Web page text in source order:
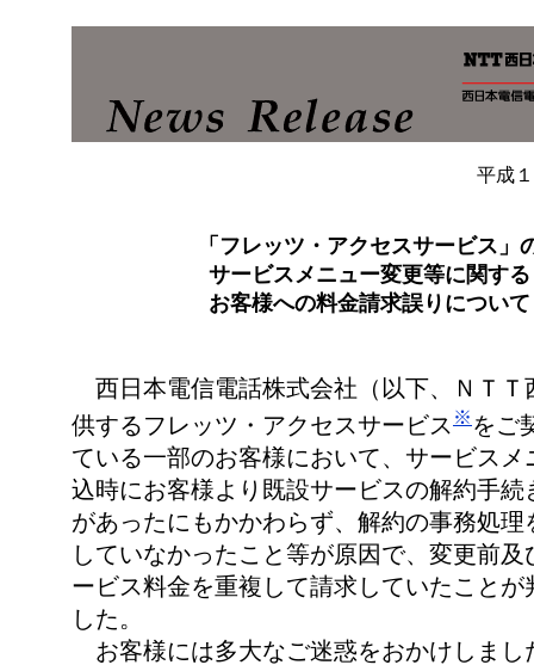
平成
「フレッツ・アクセスサービス」
サービスメニュー変更等に関する
お客様への料金請求誤りについて
西日本電信電話株式会社（以下、ＮＴＴ
供するフレッツ・アクセスサービス ※ をご
ている一部のお客様において、サービスメ
込時にお客様より既設サービスの解約手続
があったにもかかわらず、解約の事務処理
していなかったこと等が原因で、変更前及
ービス料金を重複して請求していたことが
した。
お客様には多大なご迷惑をおかけしまし